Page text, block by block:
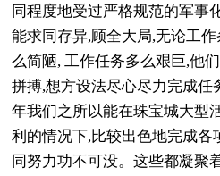
同程度地受过严格规范的军事
能求同存异,顾全大局,无论工
么简陋, 工作任务多么艰巨,他
拼搏,想方设法尽心尽力完成任
年我们之所以能在珠宝城大型
利的情况下,比较出色地完成各
同努力功不可没。这些都凝聚